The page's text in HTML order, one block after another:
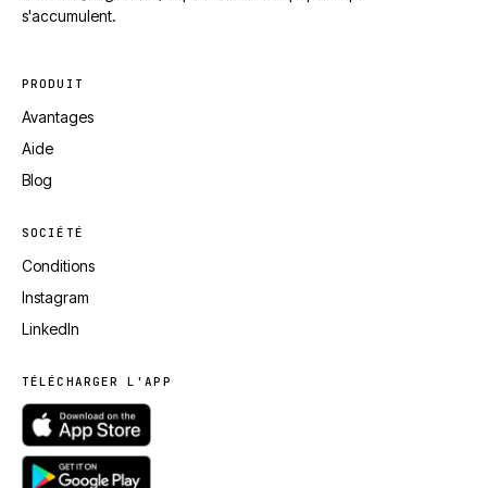
s'accumulent.
PRODUIT
Avantages
Aide
Blog
SOCIÉTÉ
Conditions
Instagram
LinkedIn
TÉLÉCHARGER L'APP